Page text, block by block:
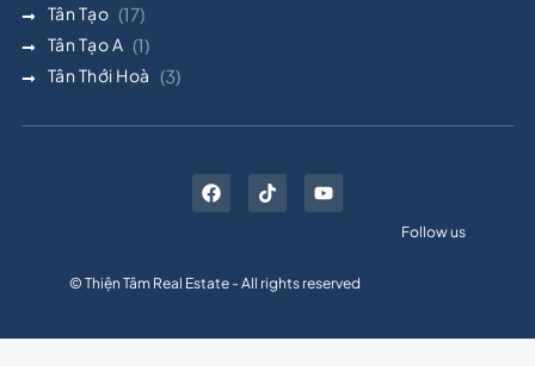
Tân Tạo (17)
Tân Tạo A (1)
Tân Thới Hoà (3)
© Thiện Tâm Real Estate - All rights reserved
Follow us